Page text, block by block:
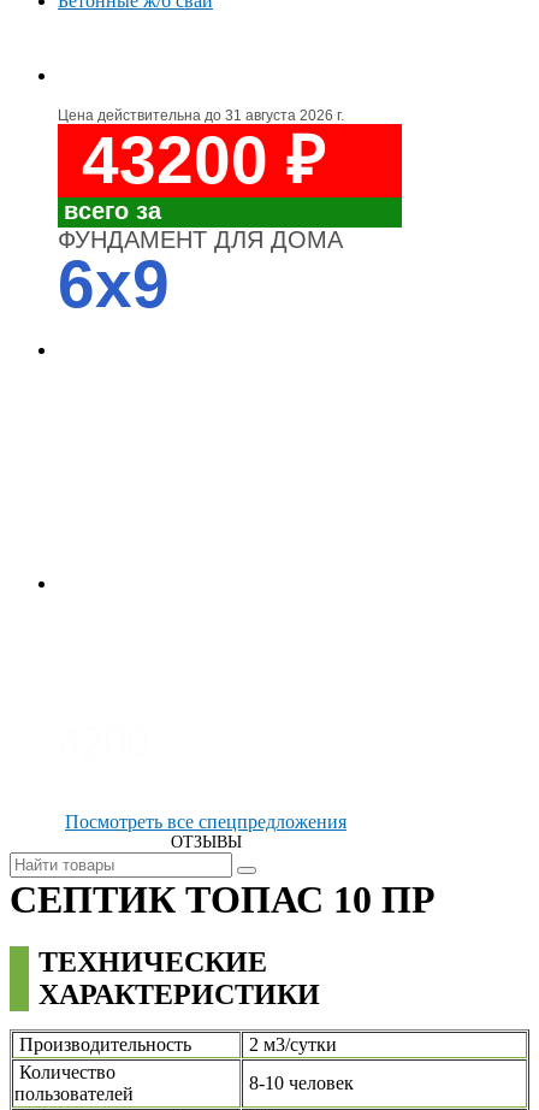
Цена действительна до 31 августа 2026 г.
43200 ₽
всего за
ФУНДАМЕНТ ДЛЯ ДОМА
6x9
Посмотреть все спецпредложения
ОТЗЫВЫ
СЕПТИК ТОПАС 10 ПР
ТЕХНИЧЕСКИЕ
ХАРАКТЕРИСТИКИ
Производительность
2 м3/сутки
Количество
пользователей
8-10 человек